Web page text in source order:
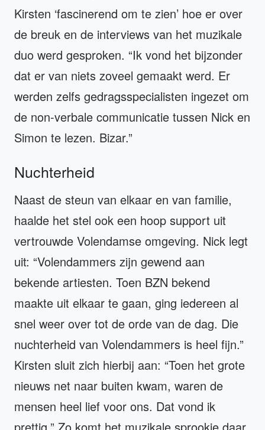
Kirsten ‘fascinerend om te zien’ hoe er over
de breuk en de interviews van het muzikale
duo werd gesproken. “Ik vond het bijzonder
dat er van niets zoveel gemaakt werd. Er
werden zelfs gedragsspecialisten ingezet om
de non-verbale communicatie tussen Nick en
Simon te lezen. Bizar.”
Nuchterheid
Naast de steun van elkaar en van familie,
haalde het stel ook een hoop support uit
vertrouwde Volendamse omgeving. Nick legt
uit: “Volendammers zijn gewend aan
bekende artiesten. Toen BZN bekend
maakte uit elkaar te gaan, ging iedereen al
snel weer over tot de orde van de dag. Die
nuchterheid van Volendammers is heel fijn.”
Kirsten sluit zich hierbij aan: “Toen het grote
nieuws net naar buiten kwam, waren de
mensen heel lief voor ons. Dat vond ik
prettig.” Zo komt het muzikale sprookje daar